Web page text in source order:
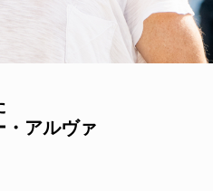
アルヴァ